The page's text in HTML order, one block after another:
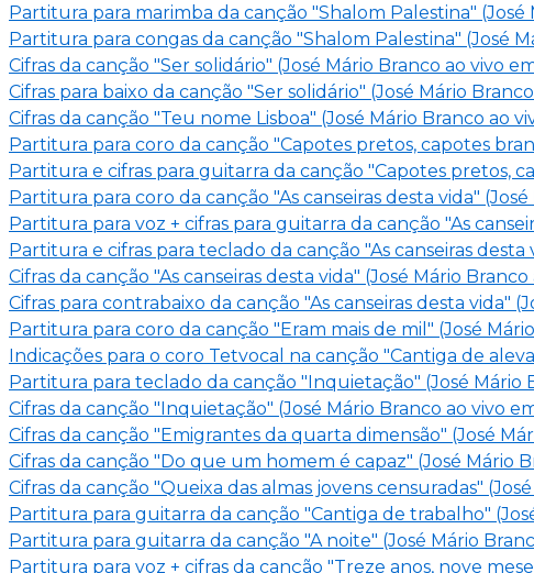
Partitura para marimba da canção "Shalom Palestina" (José
Partitura para congas da canção "Shalom Palestina" (José
Cifras da canção "Ser solidário" (José Mário Branco ao vivo
Cifras para baixo da canção "Ser solidário" (José Mário
Cifras da canção "Teu nome Lisboa" (José Mário Branco ao
Partitura para coro da canção "Capotes pretos, capotes
Partitura e cifras para guitarra da canção "Capotes pretos,
Partitura para coro da canção "As canseiras desta vida"
Partitura para voz + cifras para guitarra da canção "As
Partitura e cifras para teclado da canção "As canseiras desta
Cifras da canção "As canseiras desta vida" (José Mário Branco
Cifras para contrabaixo da canção "As canseiras desta vida"
Partitura para coro da canção "Eram mais de mil" (José
Indicações para o coro Tetvocal na canção "Cantiga de
Partitura para teclado da canção "Inquietação" (José Mário
Cifras da canção "Inquietação" (José Mário Branco ao vivo
Cifras da canção "Emigrantes da quarta dimensão" (José
Cifras da canção "Do que um homem é capaz" (José Mário
Cifras da canção "Queixa das almas jovens censuradas"
Partitura para guitarra da canção "Cantiga de trabalho"
Partitura para guitarra da canção "A noite" (José Mário
Partitura para voz + cifras da canção "Treze anos, nove